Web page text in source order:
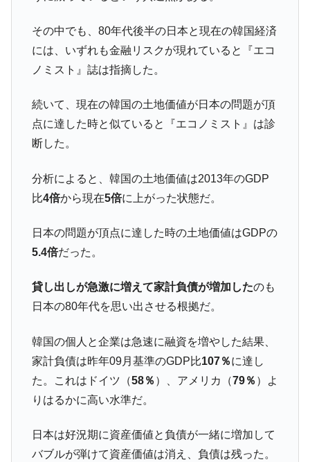
に韓国がいっちょがみしたのでは。
『Money1』
韓国政府『BYD』車への補助金を全廃 ⇒ 実
は韓国で『BYD』車は売れている。6カ月で対前年同期比
1.9倍！
く空港に詰めかけ「出て行け！」「極右勢力」のプラカー
ドを掲げる「在韓反米勢力」
『Money1』
ータセンター整備」⇒ だから無理だってば。
『Money1』
JPモルガン「韓国レバレッジETFの清算は
発。
『Money1』
韓国政府「ニセＫ-ブランドを通報しようキ
『Money1』
韓国「橋が落ちました」⇒ 耐久性「なさす
ぎ」では。
営業利益80.2％も減少
『Money1』
米国下院「韓国の公務員個人をターゲット
にぶん殴る法案」提出！⇒ クーパン問題は合衆国企業に対
する差別。許してはおかぬ
他人事のような発言。
『Money1』
韓国半導体『SKハイニックス』2026年2Qの
その中でも、80年代後半の日本と現在の韓国経済
には、いずれも金融リスクが現れていると『エコ
ノミスト』誌は指摘した。
続いて、現在の韓国の土地価値が日本の問題が頂
点に達した時と似ていると『エコノミスト』は診
断した。
分析によると、韓国の土地価値は2013年のGDP
比4倍から現在5倍に上がった状態だ。
日本の問題が頂点に達した時の土地価値はGDPの
5.4倍だった。
貸し出しが急激に増えて家計負債が増加したのも
日本の80年代を思い出させる根拠だ。
韓国の個人と企業は急速に融資を増やした結果、
家計負債は昨年09月基準のGDP比107％に達し
た。これはドイツ（58％ ）、アメリカ（79％ ）よ
りはるかに高い水準だ。
日本は好況期に資産価値と負債が一緒に増加して
バブルが弾けて資産価値は消え、負債は残った。